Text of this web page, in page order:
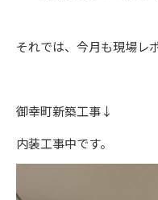
それでは、今月も現場レ
御幸町新築工事↓
内装工事中です。